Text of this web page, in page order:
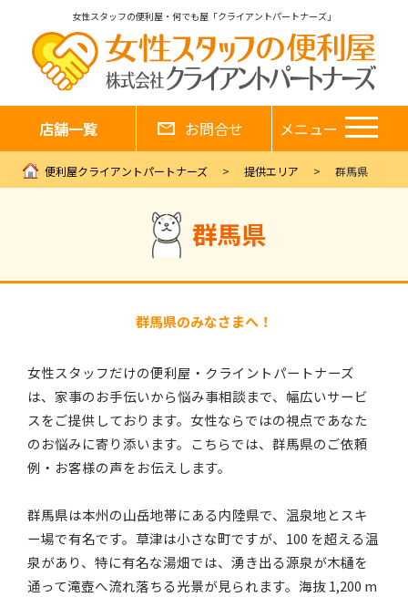
女性スタッフの便利屋・何でも屋「クライアントパートナーズ」
店舗一覧 お問合せ メニュー
便利屋クライアントパートナーズ 提供エリア 群馬県
群馬県
群馬県のみなさまへ！
女性スタッフだけの便利屋・クライントパートナーズ
は、家事のお手伝いから悩み事相談まで、幅広いサービ
スをご提供しております。女性ならではの視点であなた
のお悩みに寄り添います。こちらでは、群馬県のご依頼
例・お客様の声をお伝えします。
群馬県は本州の山岳地帯にある内陸県で、温泉地とスキ
ー場で有名です。草津は小さな町ですが、100 を超える温
泉があり、特に有名な湯畑では、湧き出る源泉が木樋を
通って滝壺へ流れ落ちる光景が見られます。海抜 1,200 m